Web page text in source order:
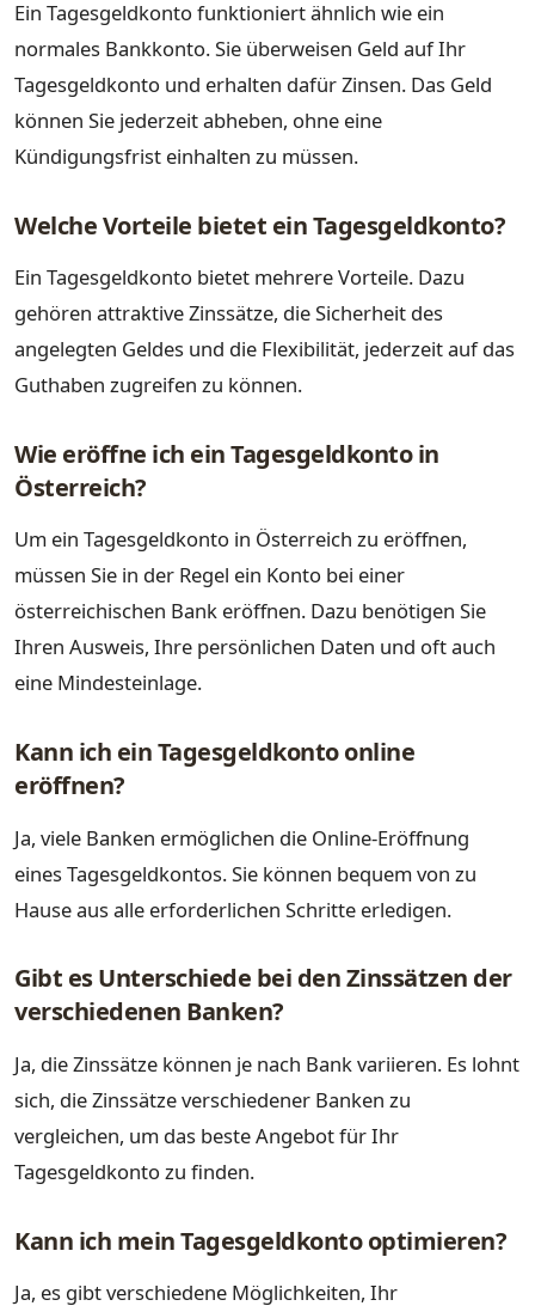
Ein Tagesgeldkonto funktioniert ähnlich wie ein
normales Bankkonto. Sie überweisen Geld auf Ihr
Tagesgeldkonto und erhalten dafür Zinsen. Das Geld
können Sie jederzeit abheben, ohne eine
Kündigungsfrist einhalten zu müssen.
Welche Vorteile bietet ein Tagesgeldkonto?
Ein Tagesgeldkonto bietet mehrere Vorteile. Dazu
gehören attraktive Zinssätze, die Sicherheit des
angelegten Geldes und die Flexibilität, jederzeit auf das
Guthaben zugreifen zu können.
Wie eröffne ich ein Tagesgeldkonto in
Österreich?
Um ein Tagesgeldkonto in Österreich zu eröffnen,
müssen Sie in der Regel ein Konto bei einer
österreichischen Bank eröffnen. Dazu benötigen Sie
Ihren Ausweis, Ihre persönlichen Daten und oft auch
eine Mindesteinlage.
Kann ich ein Tagesgeldkonto online
eröffnen?
Ja, viele Banken ermöglichen die Online-Eröffnung
eines Tagesgeldkontos. Sie können bequem von zu
Hause aus alle erforderlichen Schritte erledigen.
Gibt es Unterschiede bei den Zinssätzen der
verschiedenen Banken?
Ja, die Zinssätze können je nach Bank variieren. Es lohnt
sich, die Zinssätze verschiedener Banken zu
vergleichen, um das beste Angebot für Ihr
Tagesgeldkonto zu finden.
Kann ich mein Tagesgeldkonto optimieren?
Ja, es gibt verschiedene Möglichkeiten, Ihr